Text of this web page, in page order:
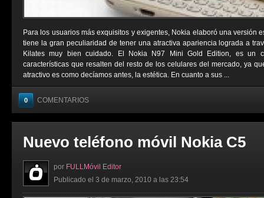
Para los usuarios más exquisitos y exigentes, Nokia elaboró una versión
tiene la gran peculiaridad de tener una atractiva apariencia lograda a
Kilates muy bien cuidado. El Nokia N97 Mini Gold Edition, es un
características que resalten del resto de los celulares del mercado, ya
atractivo es como decíamos antes, la estética. En cuanto a sus ...
0 COMENTARIOS
Nuevo teléfono móvil Nokia C5
por FULLMóvil Editor
Publicado el 3 de marzo, 2010 a las 23:54